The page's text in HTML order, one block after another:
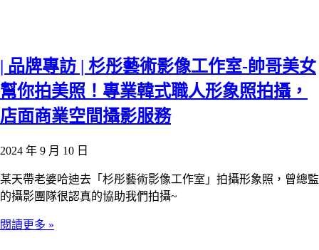
| 品牌專訪 | 杉彤藝術影像工作室-帥哥美女
幫你拍美照！專業韓式職人形象照拍攝，
店面商業空間攝影服務
2024 年 9 月 10 日
某天帶老婆哈迪去「杉彤藝術影像工作室」拍攝形象照，曾總監
的攝影團隊很認真的協助我們拍攝~
閱讀更多 »